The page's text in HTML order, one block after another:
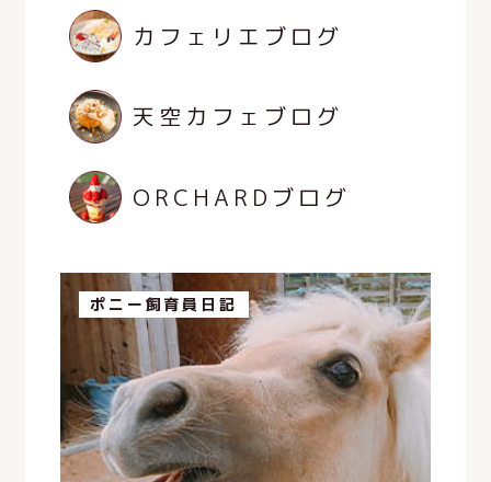
カフェリエブログ
天空カフェブログ
ORCHARDブログ
ポニー飼育員日記